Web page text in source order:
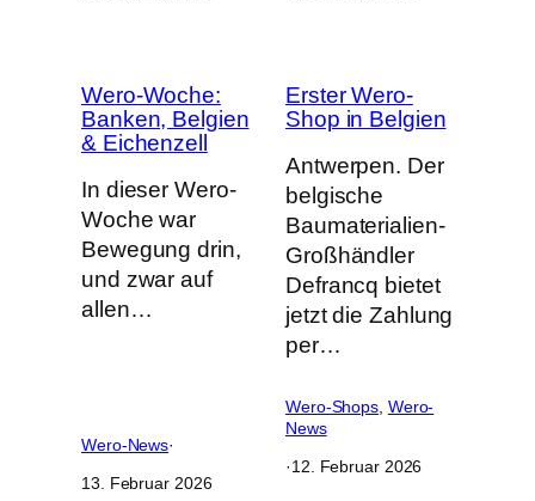
Wero-Woche:
Banken, Belgien
& Eichenzell
In dieser Wero-
Woche war
Bewegung drin,
und zwar auf
allen…
Wero-News·
13. Februar 2026
Erster Wero-
Shop in Belgien
Antwerpen. Der
belgische
Baumaterialien-
Großhändler
Defrancq bietet
jetzt die Zahlung
per…
Wero-Shops Wero-
News
·12. Februar 2026